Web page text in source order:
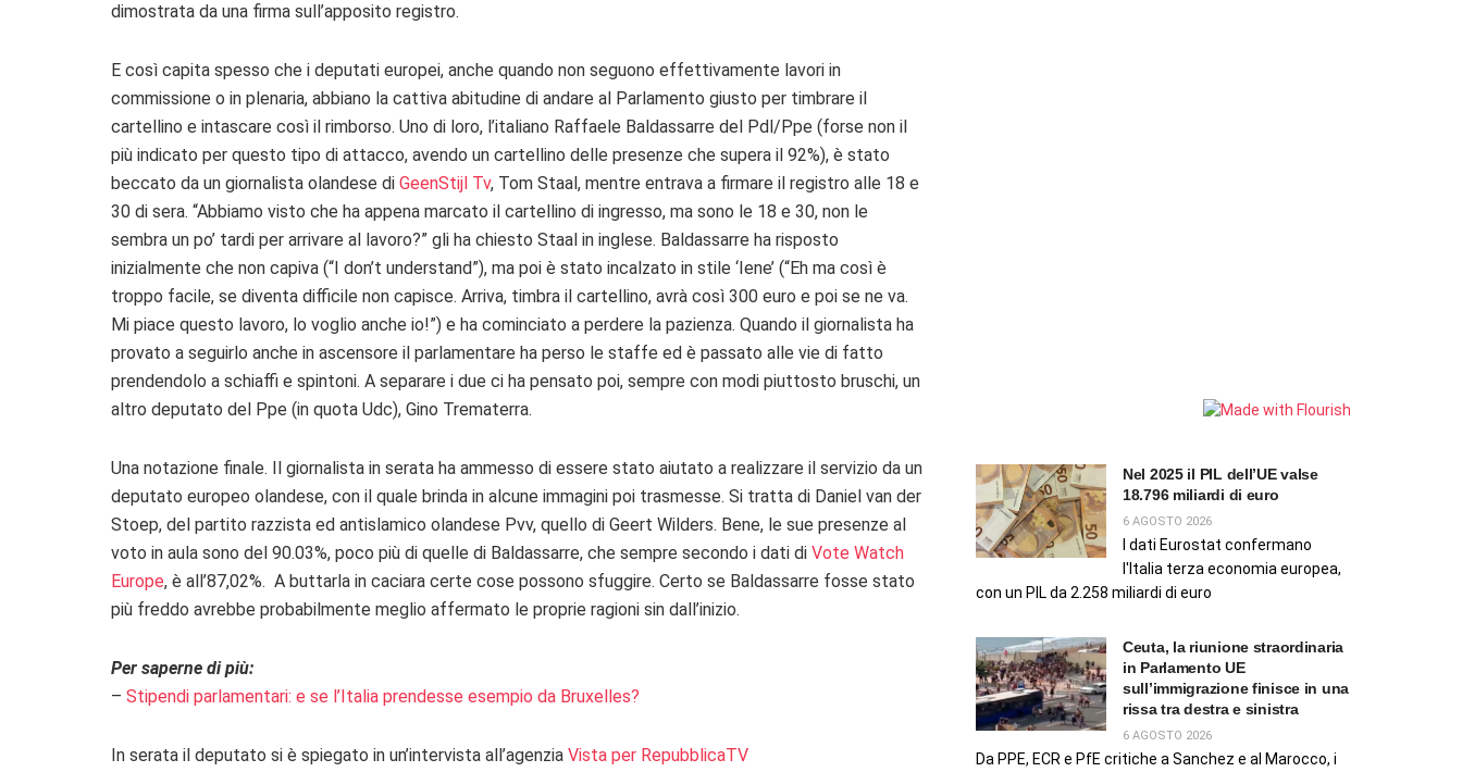
dimostrata da una firma sull’apposito registro.
E così capita spesso che i deputati europei, anche quando non seguono effettivamente lavori in
commissione o in plenaria, abbiano la cattiva abitudine di andare al Parlamento giusto per timbrare il
cartellino e intascare così il rimborso. Uno di loro, l’italiano Raffaele Baldassarre del Pdl/Ppe (forse non il
più indicato per questo tipo di attacco, avendo un cartellino delle presenze che supera il 92%), è stato
beccato da un giornalista olandese di GeenStijl Tv, Tom Staal, mentre entrava a firmare il registro alle 18 e
30 di sera. “Abbiamo visto che ha appena marcato il cartellino di ingresso, ma sono le 18 e 30, non le
sembra un po’ tardi per arrivare al lavoro?” gli ha chiesto Staal in inglese. Baldassarre ha risposto
inizialmente che non capiva (“I don’t understand”), ma poi è stato incalzato in stile ‘Iene’ (“Eh ma così è
troppo facile, se diventa difficile non capisce. Arriva, timbra il cartellino, avrà così 300 euro e poi se ne va.
Mi piace questo lavoro, lo voglio anche io!”) e ha cominciato a perdere la pazienza. Quando il giornalista ha
provato a seguirlo anche in ascensore il parlamentare ha perso le staffe ed è passato alle vie di fatto
prendendolo a schiaffi e spintoni. A separare i due ci ha pensato poi, sempre con modi piuttosto bruschi, un
altro deputato del Ppe (in quota Udc), Gino Trematerra.
Una notazione finale. Il giornalista in serata ha ammesso di essere stato aiutato a realizzare il servizio da un
deputato europeo olandese, con il quale brinda in alcune immagini poi trasmesse. Si tratta di Daniel van der
Stoep, del partito razzista ed antislamico olandese Pvv, quello di Geert Wilders. Bene, le sue presenze al
voto in aula sono del 90.03%, poco più di quelle di Baldassarre, che sempre secondo i dati di Vote Watch
Europe, è all’87,02%. A buttarla in caciara certe cose possono sfuggire. Certo se Baldassarre fosse stato
più freddo avrebbe probabilmente meglio affermato le proprie ragioni sin dall’inizio.
Per saperne di più:
– Stipendi parlamentari: e se l’Italia prendesse esempio da Bruxelles?
In serata il deputato si è spiegato in un’intervista all’agenzia Vista per RepubblicaTV
Nel 2025 il PIL dell’UE valse
18.796 miliardi di euro
6 AGOSTO 2026
I dati Eurostat confermano
l'Italia terza economia europea,
con un PIL da 2.258 miliardi di euro
Ceuta, la riunione straordinaria
in Parlamento UE
sull’immigrazione finisce in una
rissa tra destra e sinistra
6 AGOSTO 2026
Da PPE, ECR e PfE critiche a Sanchez e al Marocco, i